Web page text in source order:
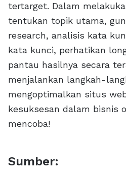
tertarget. Dalam
tentukan topik utama,
research, analisis kata
kata kunci, perhatikan
pantau hasilnya secara
menjalankan langkah-
mengoptimalkan situs
kesuksesan dalam bisnis
mencoba!
Sumber: